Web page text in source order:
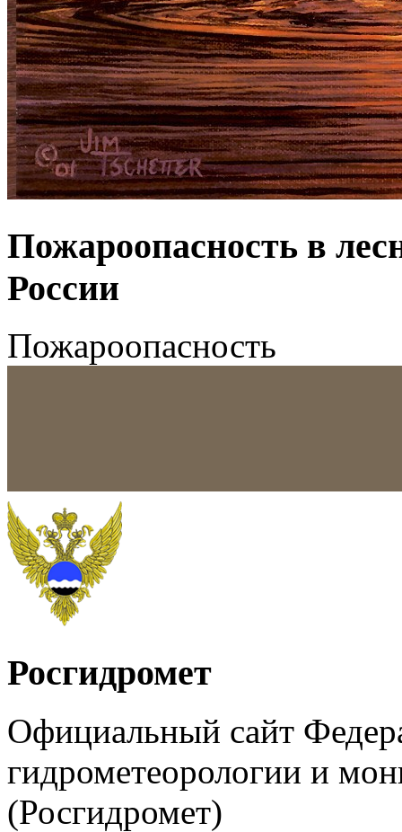
Пожароопасность в
России
Пожароопасность
Росгидромет
Официальный сайт
гидрометеорологии и
(Росгидромет)